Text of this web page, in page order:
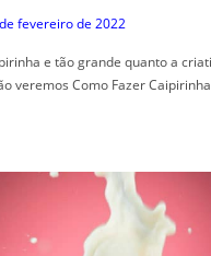
fevereiro de 2022
e tão grande quanto a
veremos Como Fazer